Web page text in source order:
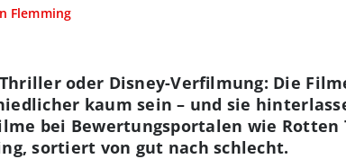
Flemming
oder Disney-Verfilmung: Die
kaum sein – und sie
bei Bewertungsportalen wie
sortiert von gut nach schlecht.